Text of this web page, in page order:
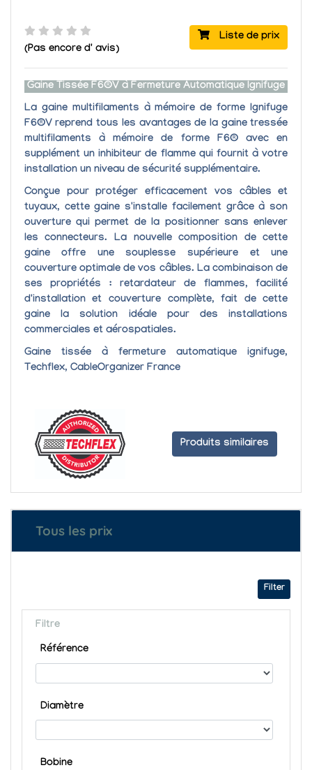
Liste de prix
(Pas encore d' avis)
Gaine Tissée F6®V à Fermeture Automatique Ignifuge
La gaine multifilaments à mémoire de forme Ignifuge
F6®Vreprend tous les avantages de la gaine tressée
multifilaments à mémoire de forme F6® avec en
supplément un inhibiteur de flamme qui fournit à votre
installation un niveau de sécurité supplémentaire.
Conçue pour protéger efficacement vos câbles et
tuyaux, cette gaine s'installe facilement grâce à son
ouverture qui permet de la positionner sans enlever
les connecteurs. La nouvelle composition de cette
gaine offre une souplesse supérieure et une
couverture optimale de vos câbles. La combinaison de
ses propriétés : retardateur de flammes, facilité
d'installation et couverture complète, fait de cette
gaine la solution idéale pour des installations
commerciales et aérospatiales.
Gaine tissée à fermeture automatique ignifuge,
Techflex, CableOrganizer France
Produits similaires
Tous les prix
Filter
Filtre
Référence
Diamètre
Bobine